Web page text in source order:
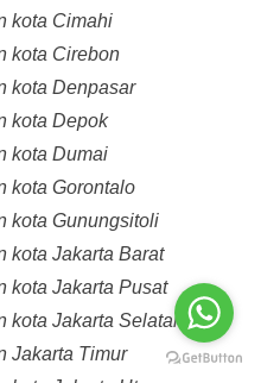
kota Cimahi
kota Cirebon
kota Denpasar
kota Depok
kota Dumai
kota Gorontalo
kota Gunungsitoli
kota Jakarta Barat
kota Jakarta Pusat
kota Jakarta Selatan
Jakarta Timur